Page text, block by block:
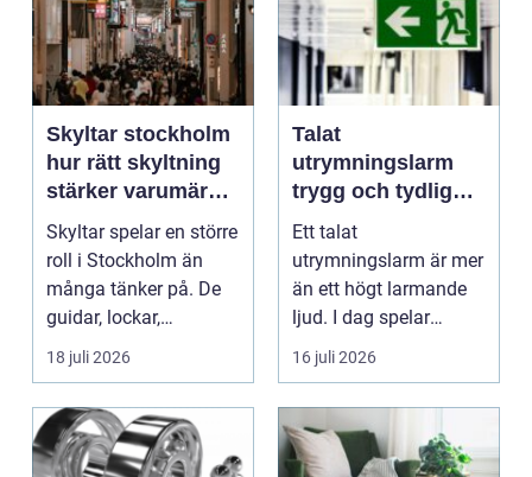
Skyltar stockholm
hur rätt skyltning
stärker varumärket
i stadsmiljön
Skyltar spelar en större
roll i Stockholm än
många tänker på. De
guidar, lockar,
inspirerar och skap...
18 juli 2026
Talat
utrymningslarm
trygg och tydlig
vägledning vid kris
Ett talat
utrymningslarm är mer
än ett högt larmande
ljud. I dag spelar
tydliga
röstmeddelanden en
a...
16 juli 2026